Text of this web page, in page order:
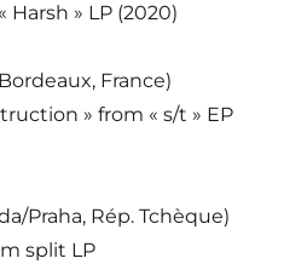
» LP (2020)
France)
» from « s/t » EP
Praha, Rép. Tchèque)
split LP